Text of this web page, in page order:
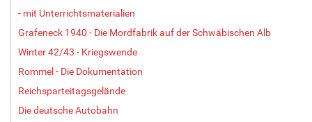
- mit Unterrichtsmaterialien
Grafeneck 1940 - Die Mordfabrik auf der Schwäbischen Alb
Winter 42/43 - Kriegswende
Rommel - Die Dokumentation
Reichsparteitagsgelände
Die deutsche Autobahn